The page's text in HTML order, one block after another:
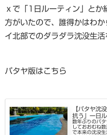
ｘで「1日ルーティン」とか
方がいたので、誰得かはわ
イ北部でのダラダラ沈没生
パタヤ版はこちら
【パタヤ沈
抗う」一日
数年ぶりのパ
しておおむね
で本来の沈没